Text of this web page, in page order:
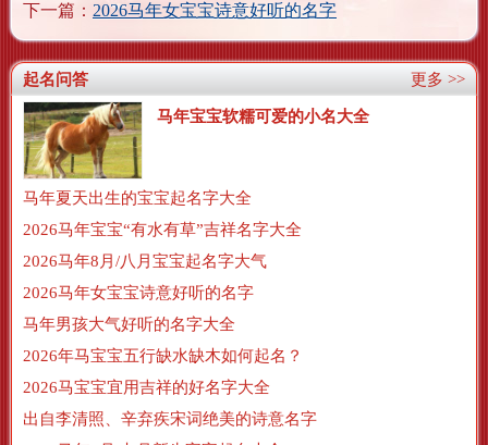
下一篇： 2026马年女宝宝诗意好听的名字
更多 >>
起名问答
马年宝宝软糯可爱的小名大全
马年夏天出生的宝宝起名字大全
2026马年宝宝“有水有草”吉祥名字大全
2026马年8月/八月宝宝起名字大气
2026马年女宝宝诗意好听的名字
马年男孩大气好听的名字大全
2026年马宝宝五行缺水缺木如何起名？
2026马宝宝宜用吉祥的好名字大全
出自李清照、辛弃疾宋词绝美的诗意名字